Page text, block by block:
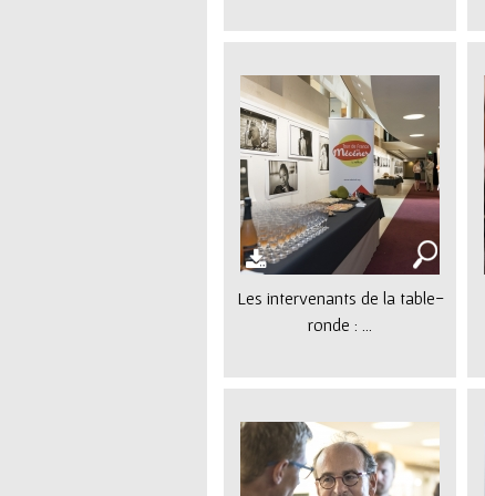
Les intervenants de la table-
ronde : ...